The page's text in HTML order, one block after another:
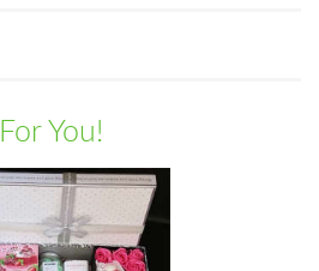
For You!